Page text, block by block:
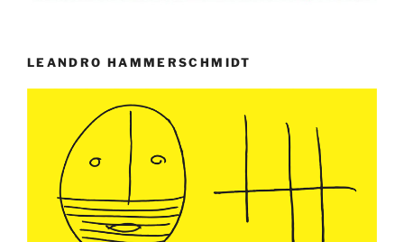
LEANDRO HAMMERSCHMIDT